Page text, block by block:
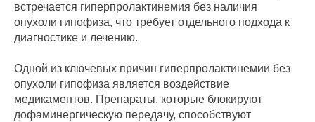
встречается гиперпролактинемия без наличия
опухоли гипофиза, что требует отдельного подхода к
диагностике и лечению.
Одной из ключевых причин гиперпролактинемии без
опухоли гипофиза является воздействие
медикаментов. Препараты, которые блокируют
дофаминергическую передачу, способствуют